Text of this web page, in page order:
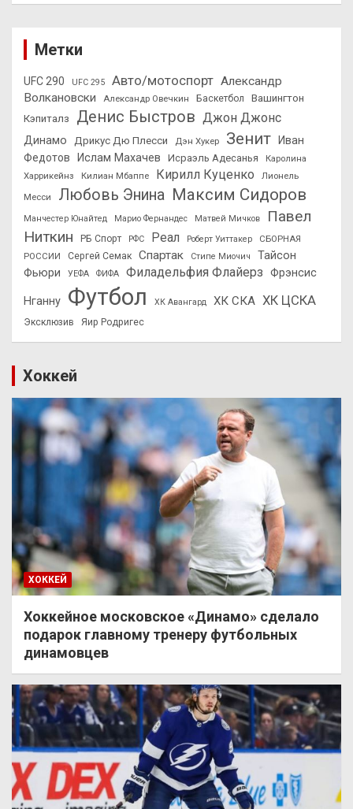
Метки
UFC 290 UFC 295 Авто/мотоспорт Александр
Волкановски
Александр Овечкин Баскетбол
Вашингтон
Кэпиталз
Денис Быстров Джон Джонс
Динамо Дрикус Дю Плесси Дэн Хукер Зенит
Иван
Федотов
Ислам Махачев Исраэль Адесанья
Каролина
Харрикейнз
Килиан Мбаппе Кирилл Куценко
Лионель
Месси
Любовь Энина Максим Сидоров
Манчестер Юнайтед Марио Фернандес Матвей Мичков
Павел
Ниткин
РБ Спорт РФС Реал Роберт Уиттакер
СБОРНАЯ
РОССИИ
Сергей Семак Спартак Стипе Миочич
Тайсон
Фьюри
УЕФА ФИФА Филадельфия Флайерз Фрэнсис
Нганну Футбол ХК Авангард ХК СКА ХК ЦСКА
Эксклюзив Яир Родригес
Хоккей
ХОККЕЙ
Хоккейное московское «Динамо» сделало
подарок главному тренеру футбольных
динамовцев